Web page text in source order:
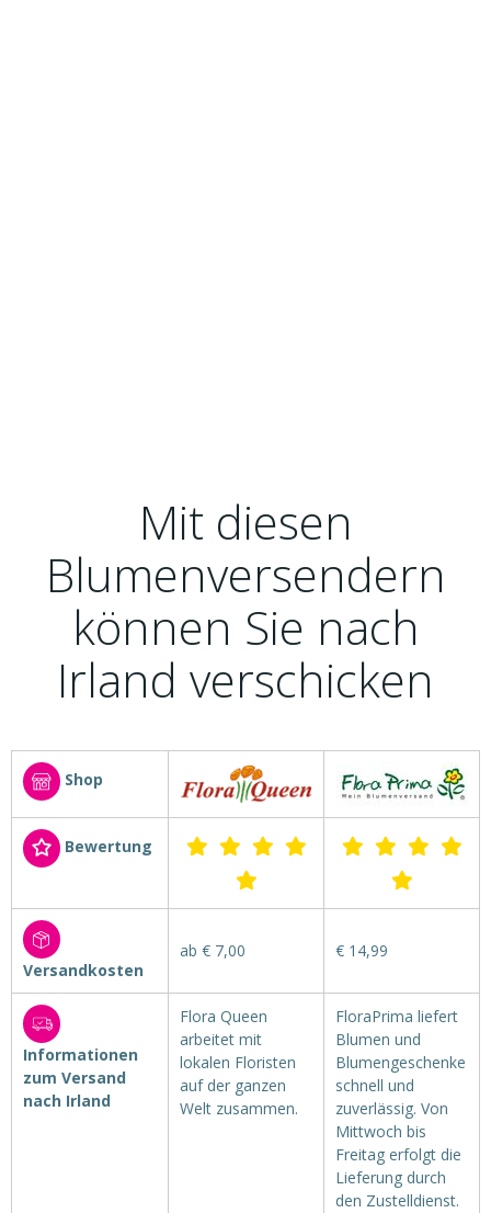
Mit diesen
Blumenversendern
können Sie nach
Irland verschicken
Shop
Bewertung
Versandkosten
ab € 7,00 € 14,99
Informationen
zum Versand
nach Irland
Flora Queen
arbeitet mit
lokalen Floristen
auf der ganzen
Welt zusammen.
FloraPrima liefert
Blumen und
Blumengeschenke
schnell und
zuverlässig. Von
Mittwoch bis
Freitag erfolgt die
Lieferung durch
den Zustelldienst.